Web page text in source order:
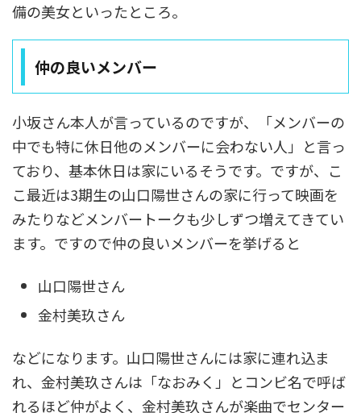
備の美女といったところ。
仲の良いメンバー
小坂さん本人が言っているのですが、「メンバーの
中でも特に休日他のメンバーに会わない人」と言っ
ており、基本休日は家にいるそうです。ですが、こ
こ最近は3期生の山口陽世さんの家に行って映画を
みたりなどメンバートークも少しずつ増えてきてい
ます。ですので仲の良いメンバーを挙げると
山口陽世さん
金村美玖さん
などになります。山口陽世さんには家に連れ込ま
れ、金村美玖さんは「なおみく」とコンビ名で呼ば
れるほど仲がよく、金村美玖さんが楽曲でセンター